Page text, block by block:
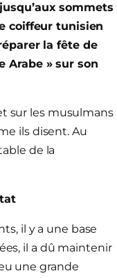
sommets
coiffeur tunisien
la fête de
Arabe » sur son
sur les musulmans
ils disent. Au
de la
il y a une base
il a dû maintenir
une grande